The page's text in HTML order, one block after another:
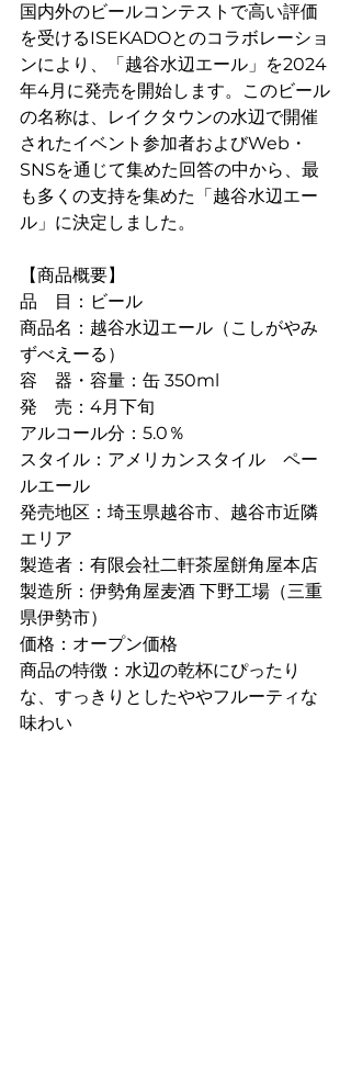
国内外のビールコンテストで高い評価
を受けるISEKADOとのコラボレーショ
ンにより、「越谷水辺エール」を2024
年4月に発売を開始します。このビール
の名称は、レイクタウンの水辺で開催
されたイベント参加者およびWeb・
SNSを通じて集めた回答の中から、最
も多くの支持を集めた「越谷水辺エー
ル」に決定しました。
【商品概要】
品　目：ビール
商品名：越谷水辺エール（こしがやみ
ずべえーる）
容　器・容量：缶 350ml
発　売：4月下旬
アルコール分：5.0％
スタイル：アメリカンスタイル　ペー
ルエール
発売地区：埼玉県越谷市、越谷市近隣
エリア
製造者：有限会社二軒茶屋餅角屋本店
製造所：伊勢角屋麦酒 下野工場（三重
県伊勢市）
価格：オープン価格
商品の特徴：水辺の乾杯にぴったり
な、すっきりとしたややフルーティな
味わい